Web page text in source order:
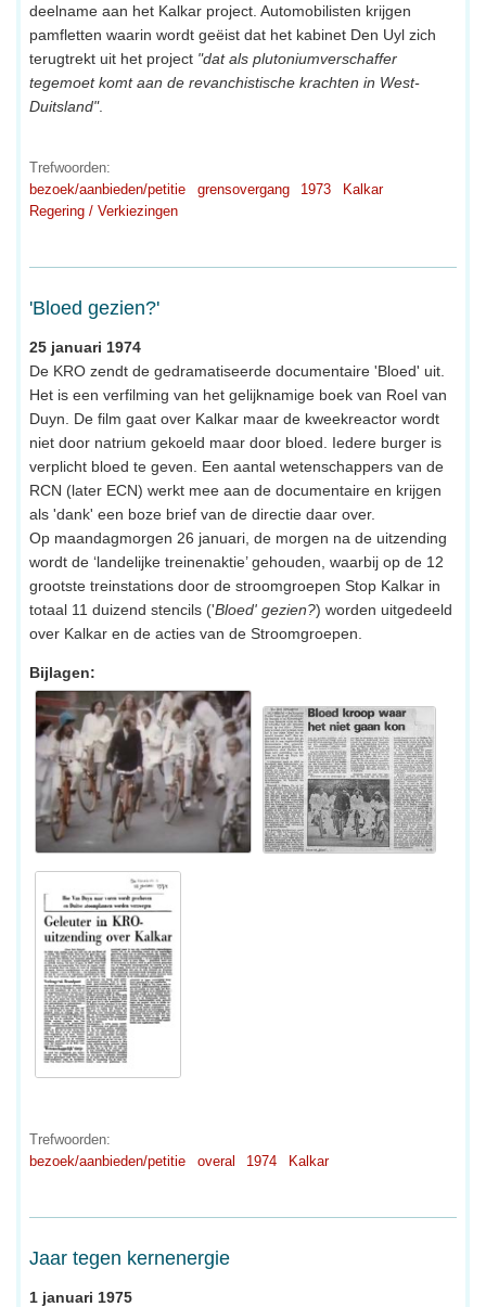
deelname aan het Kalkar project. Automobilisten krijgen
pamfletten waarin wordt geëist dat het kabinet Den Uyl zich
terugtrekt uit het project "dat als plutoniumverschaffer
tegemoet komt aan de revanchistische krachten in West-
Duitsland".
Trefwoorden:
bezoek/aanbieden/petitie
grensovergang 1973
Kalkar
Regering / Verkiezingen
'Bloed gezien?'
25 januari 1974
De KRO zendt de gedramatiseerde documentaire 'Bloed' uit.
Het is een verfilming van het gelijknamige boek van Roel van
Duyn. De film gaat over Kalkar maar de kweekreactor wordt
niet door natrium gekoeld maar door bloed. Iedere burger is
verplicht bloed te geven. Een aantal wetenschappers van de
RCN (later ECN) werkt mee aan de documentaire en krijgen
als 'dank' een boze brief van de directie daar over.
Op maandagmorgen 26 januari, de morgen na de uitzending
wordt de ‘landelijke treinenaktie’ gehouden, waarbij op de 12
grootste treinstations door de stroomgroepen Stop Kalkar in
totaal 11 duizend stencils ('Bloed' gezien?) worden uitgedeeld
over Kalkar en de acties van de Stroomgroepen.
Bijlagen:
Trefwoorden:
bezoek/aanbieden/petitie
overal 1974 Kalkar
Jaar tegen kernenergie
1 januari 1975